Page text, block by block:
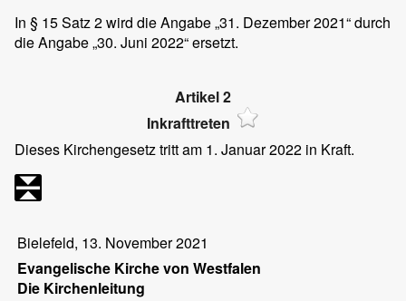
In § 15 Satz 2 wird die Angabe „31. Dezember 2021“ durch
die Angabe „30. Juni 2022“ ersetzt.
Artikel 2
Inkrafttreten
Dieses Kirchengesetz tritt am 1. Januar 2022 in Kraft.
Bielefeld, 13. November 2021
Evangelische Kirche von Westfalen
Die Kirchenleitung